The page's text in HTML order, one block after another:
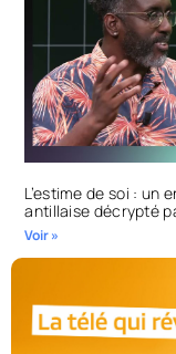
L’estime de soi : un
antillaise décrypté
Voir »